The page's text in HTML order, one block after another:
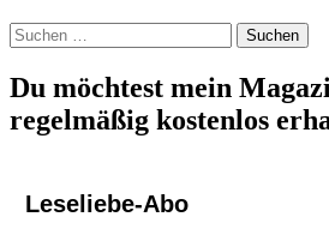
Suchen
nach:
Du möchtest mein
regelmäßig kostenlos
Leseliebe-Abo